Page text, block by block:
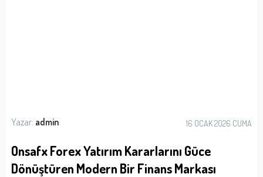
Yazar: admin 16 OCAK 2026 CUMA
Onsafx Forex Yatırım Kararlarını Güce
Dönüştüren Modern Bir Finans Markası